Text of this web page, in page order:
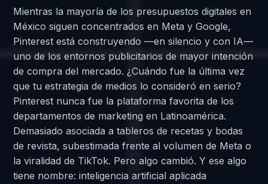
Mientras la mayoría de los presupuestos digitales en
México siguen concentrados en Meta y Google,
Pinterest está construyendo —en silencio y con IA—
uno de los entornos publicitarios de mayor intención
de compra del mercado. ¿Cuándo fue la última vez
que tu estrategia de medios lo consideró en serio?
Pinterest nunca fue la plataforma favorita de los
departamentos de marketing en Latinoamérica.
Demasiado asociada a tableros de recetas y bodas
de revista, subestimada frente al volumen de Meta o
la viralidad de TikTok. Pero algo cambió. Y ese algo
tiene nombre: inteligencia artificial aplicada